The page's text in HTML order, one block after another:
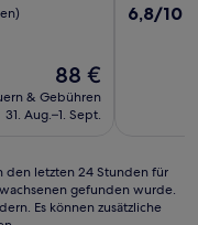
Der
Preis
beträgt
88 €
& Gebühren
31. Aug.–1. Sept.
6.8
6,8/10
den letzten 24 Stunden für
gefunden wurde.
Es können zusätzliche